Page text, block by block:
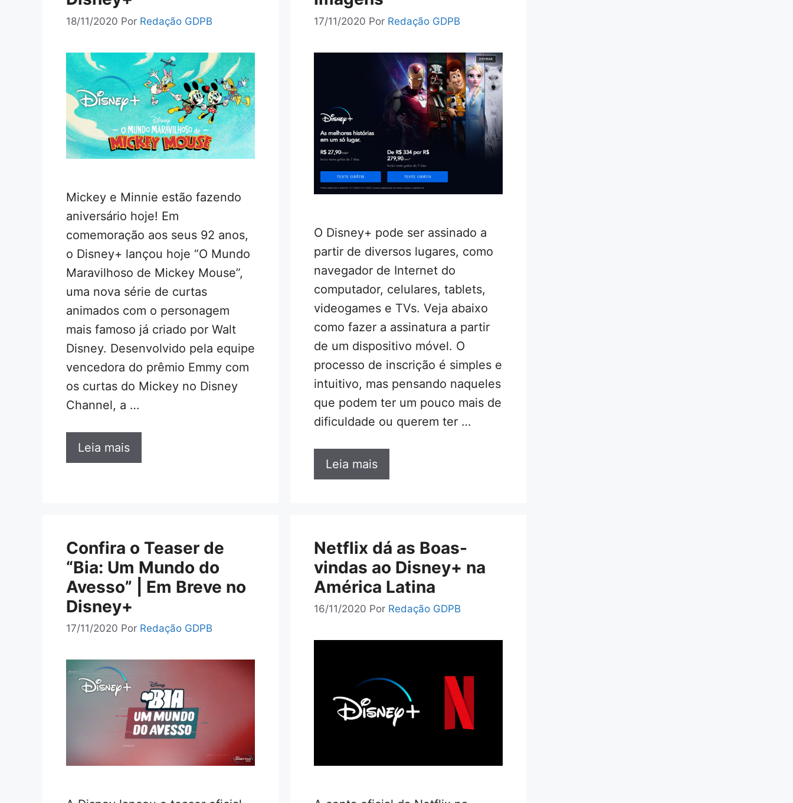
18/11/2020 Por Redação GDPB
Mickey e Minnie estão fazendo
aniversário hoje! Em
comemoração aos seus 92 anos,
o Disney+ lançou hoje “O Mundo
Maravilhoso de Mickey Mouse”,
uma nova série de curtas
animados com o personagem
mais famoso já criado por Walt
Disney. Desenvolvido pela equipe
vencedora do prêmio Emmy com
os curtas do Mickey no Disney
Channel, a …
Leia mais
17/11/2020 Por Redação GDPB
O Disney+ pode ser assinado a
partir de diversos lugares, como
navegador de Internet do
computador, celulares, tablets,
videogames e TVs. Veja abaixo
como fazer a assinatura a partir
de um dispositivo móvel. O
processo de inscrição é simples e
intuitivo, mas pensando naqueles
que podem ter um pouco mais de
dificuldade ou querem ter …
Leia mais
Confira o Teaser de
“Bia: Um Mundo do
Avesso” | Em Breve no
Disney+
17/11/2020 Por Redação GDPB
Netflix dá as Boas-
vindas ao Disney+ na
América Latina
16/11/2020 Por Redação GDPB